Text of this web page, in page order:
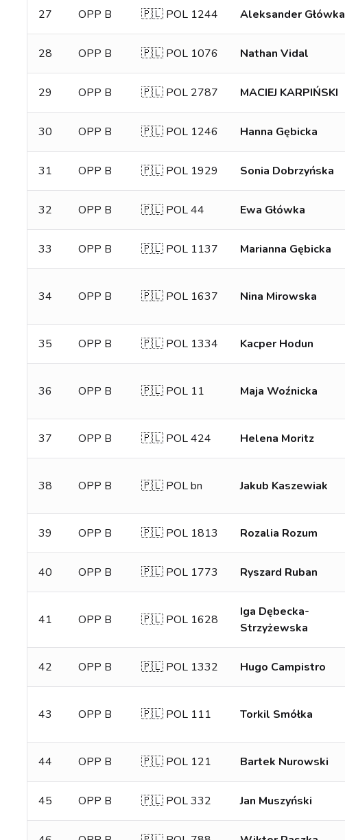
27 OPP B 🇵🇱 POL 1244 Aleksander Główka
28 OPP B 🇵🇱 POL 1076 Nathan Vidal
29 OPP B 🇵🇱 POL 2787 MACIEJ KARPIŃSKI
30 OPP B 🇵🇱 POL 1246 Hanna Gębicka
31 OPP B 🇵🇱 POL 1929 Sonia Dobrzyńska
32 OPP B 🇵🇱 POL 44 Ewa Główka
33 OPP B 🇵🇱 POL 1137 Marianna Gębicka
34 OPP B 🇵🇱 POL 1637 Nina Mirowska
35 OPP B 🇵🇱 POL 1334 Kacper Hodun
36 OPP B 🇵🇱 POL 11 Maja Woźnicka
37 OPP B 🇵🇱 POL 424 Helena Moritz
38 OPP B 🇵🇱 POL bn Jakub Kaszewiak
39 OPP B 🇵🇱 POL 1813 Rozalia Rozum
40 OPP B 🇵🇱 POL 1773 Ryszard Ruban
41 OPP B 🇵🇱 POL 1628
Iga Dębecka-
Strzyżewska
42 OPP B 🇵🇱 POL 1332 Hugo Campistro
43 OPP B 🇵🇱 POL 111 Torkil Smółka
44 OPP B 🇵🇱 POL 121 Bartek Nurowski
45 OPP B 🇵🇱 POL 332 Jan Muszyński